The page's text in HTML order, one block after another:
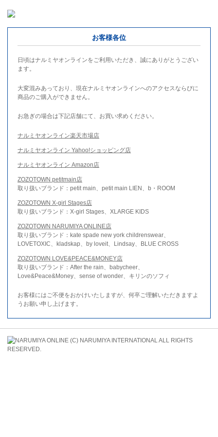
お客様各位
日頃はナルミヤオンラインをご利用いただき、誠にありがとうござい
ます。
大変混みあっており、現在ナルミヤオンラインへのアクセスならびに
商品のご購入ができません。
お急ぎの場合は下記店舗にて、お買い求めください。
ナルミヤオンライン楽天市場店
ナルミヤオンライン Yahoo!ショッピング店
ナルミヤオンライン Amazon店
ZOZOTOWN petitmain店
取り扱いブランド：petit main、petit main LIEN、b・ROOM
ZOZOTOWN X-girl Stages店
取り扱いブランド：X-girl Stages、XLARGE KIDS
ZOZOTOWN NARUMIYA ONLINE店
取り扱いブランド：kate spade new york childrenswear、
LOVETOXIC、kladskap、by loveit、Lindsay、BLUE CROSS
ZOZOTOWN LOVE&PEACE&MONEY店
取り扱いブランド：After the rain、babycheer、
Love&Peace&Money、sense of wonder、キリンのソフィ
お客様にはご不便をおかけいたしますが、何卒ご理解いただきますよ
うお願い申し上げます。